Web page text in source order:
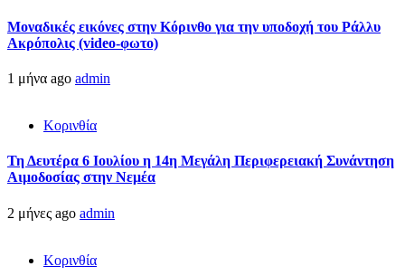
Μοναδικές εικόνες στην Κόρινθο για την υποδοχή του Ράλλυ
Ακρόπολις (video-φωτο)
1 μήνα ago admin
Κορινθία
Τη Δευτέρα 6 Ιουλίου η 14η Μεγάλη Περιφερειακή Συνάντηση
Αιμοδοσίας στην Νεμέα
2 μήνες ago admin
Κορινθία